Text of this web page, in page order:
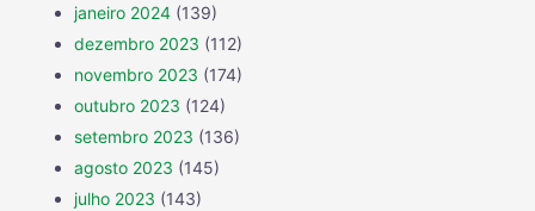
janeiro 2024 (139)
dezembro 2023 (112)
novembro 2023 (174)
outubro 2023 (124)
setembro 2023 (136)
agosto 2023 (145)
julho 2023 (143)